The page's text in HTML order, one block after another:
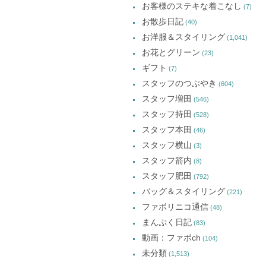
お客様のステキな着こなし (7)
お散歩日記(40)
お洋服＆スタイリング (1,041)
お花とグリーン (23)
ギフト (7)
スタッフのつぶやき (604)
スタッフ増田 (546)
スタッフ持田 (528)
スタッフ本田 (46)
スタッフ横山 (3)
スタッフ箭内 (8)
スタッフ肥田 (792)
バッグ＆スタイリング (221)
ファボリニコ通信(48)
まんぷく日記(83)
動画：ファボch (104)
未分類 (1,513)